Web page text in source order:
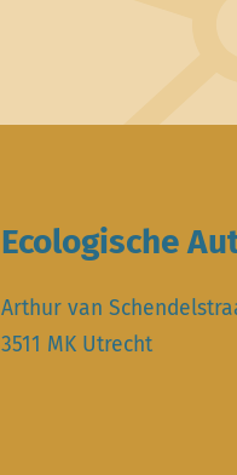
Ecologische
Arthur van
3511 MK Utrecht